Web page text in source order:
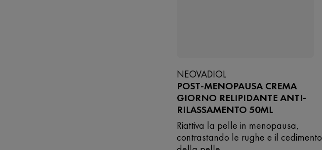
NEOVADIOL
POST-MENOPAUSA CREMA
GIORNO RELIPIDANTE ANTI-
RILASSAMENTO 50ML
Riattiva la pelle in menopausa,
contrastando le rughe e il cedimento